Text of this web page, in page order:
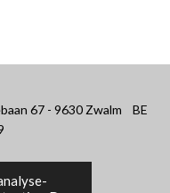
67 - 9630 Zwalm BE